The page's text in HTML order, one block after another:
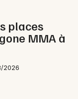
places
MMA à
2026